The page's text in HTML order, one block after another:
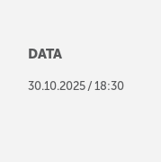
DATA
30.10.2025 / 18:30